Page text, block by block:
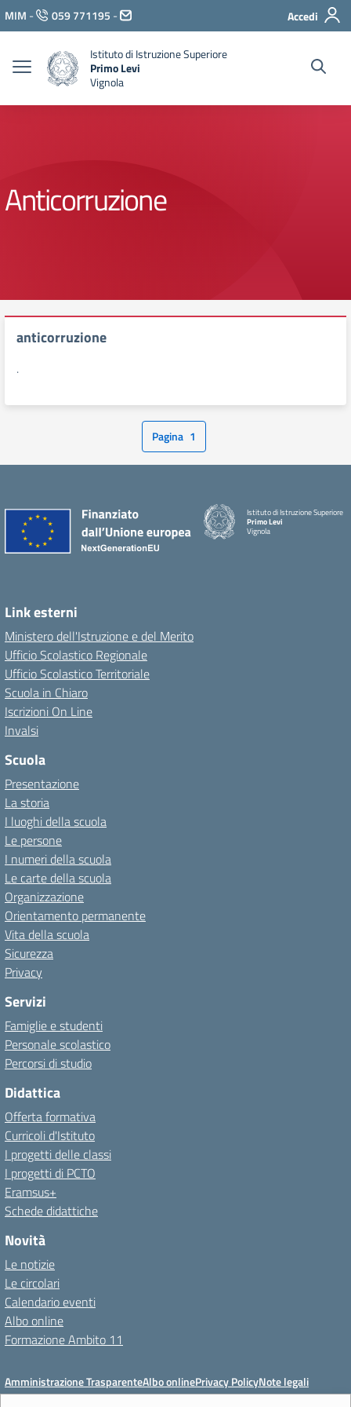
Vai ai contenuti
Vai al menu di navigazione
Vai al footer
MIM - 059 771195 - Accedi
Istituto di Istruzione Superiore
Primo Levi
Vignola
Anticorruzione
anticorruzione
.
Pagina 1
Istituto di Istruzione Superiore
Primo Levi
Vignola
Link esterni
Ministero dell'Istruzione e del Merito
Ufficio Scolastico Regionale
Ufficio Scolastico Territoriale
Scuola in Chiaro
Iscrizioni On Line
Invalsi
Scuola
Presentazione
La storia
I luoghi della scuola
Le persone
I numeri della scuola
Le carte della scuola
Organizzazione
Orientamento permanente
Vita della scuola
Sicurezza
Privacy
Servizi
Famiglie e studenti
Personale scolastico
Percorsi di studio
Didattica
Offerta formativa
Curricoli d'Istituto
I progetti delle classi
I progetti di PCTO
Eramsus+
Schede didattiche
Novità
Le notizie
Le circolari
Calendario eventi
Albo online
Formazione Ambito 11
Amministrazione TrasparenteAlbo onlinePrivacy PolicyNote legali
Meccanismo di feedbackDichiarazioni di accessibilitàPreferenze cookie